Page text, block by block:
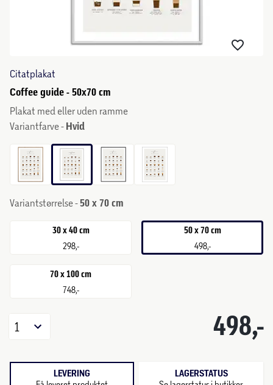
Citatplakat
Coffee guide - 50x70 cm
Plakat med eller uden ramme
Variantfarve - Hvid
Variantstørrelse - 50 x 70 cm
30 x 40 cm
298,-
50 x 70 cm
498,-
70 x 100 cm
748,-
498,-
1
LEVERING LAGERSTATUS